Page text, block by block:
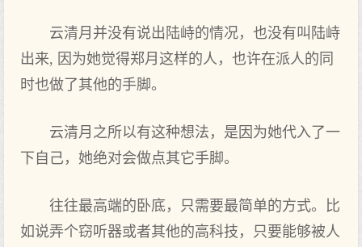
云清月并没有说出陆峙的情况，也没有叫陆峙
出来, 因为她觉得郑月这样的人，也许在派人的同
时也做了其他的手脚。
云清月之所以有这种想法，是因为她代入了一
下自己，她绝对会做点其它手脚。
往往最高端的卧底，只需要最简单的方式。比
如说弄个窃听器或者其他的高科技，只要能够被人